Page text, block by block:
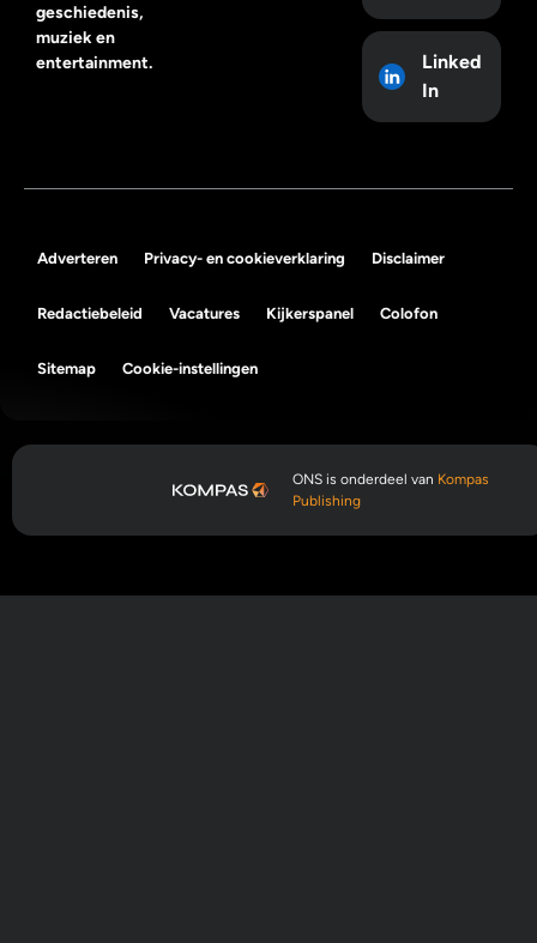
geschiedenis,
muziek en
entertainment.
Linked
In
Adverteren Privacy- en cookieverklaring Disclaimer
Redactiebeleid Vacatures Kijkerspanel Colofon
Sitemap Cookie-instellingen
ONS is onderdeel van Kompas
Publishing